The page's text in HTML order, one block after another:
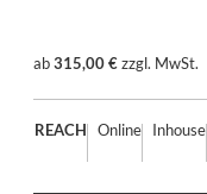
ab315,00 €zzgl. MwSt.
REACH Online Inhouse